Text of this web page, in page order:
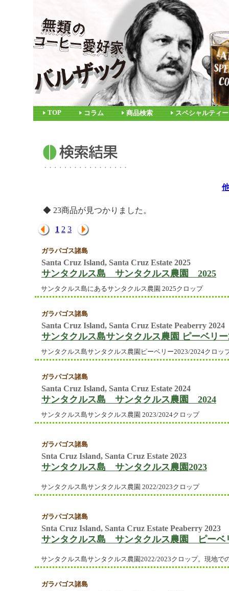
TOP コラム 商品検索 スペシャルティ
◆ 23商品が見つかりました。
1 2 3
ガラパゴス諸島
Santa Cruz Island, Santa Cruz Estate 2025
サンタクルス島 サンタクルス農園 2025
サンタクルス島にあるサンタクルス農園 2025クロップ
ガラパゴス諸島
Santa Cruz Island, Santa Cruz Estate Peaberry 2024
サンタクルス島サンタクルス農園 ピーベリー
サンタクルス島サンタクルス農園ピーベリー2023/2024クロッ
ガラパゴス諸島
Santa Cruz Island, Santa Cruz Estate 2024
サンタクルス島 サンタクルス農園 2024
サンタクルス島サンタクルス農園 2023/2024クロップ
ガラパゴス諸島
Snta Cruz Island, Santa Cruz Estate 2023
サンタクルス島 サンタクルス農園2023
サンタクルス島サンタクルス農園 2022/2023クロップ
ガラパゴス諸島
Snta Cruz Island, Santa Cruz Estate Peaberry 2023
サンタクルス島 サンタクルス農園 ピーベ
サンタクルス島サンタクルス農園2022/2023クロップ。現地
ガラパゴス諸島